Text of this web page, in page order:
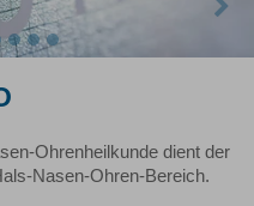
Ohrenheilkunde dient der
Nasen-Ohren-Bereich.